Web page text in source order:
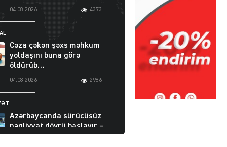
04.08.2026 4373
Cəza çəkən şəxs məhkum
yoldaşını buna görə
öldürüb…
04.08.2026 2986
Azərbaycanda sürücüsüz
nəqliyyat dövrü başlayır –
BELƏ işləyəcək